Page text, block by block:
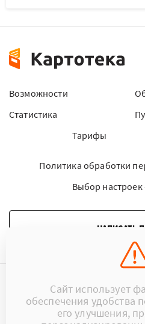
Возможности
Статистика
Тарифы
Политика обработки
Выбор
НАПИСАТЬ
©2015 - 2026 Kartoteka.by
+375 (29) 17-383-17
Сайт использует
обеспечения удобства
его улучшения,